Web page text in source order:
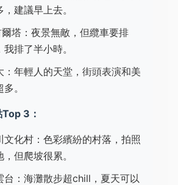
，建議早上去。
塔：夜景無敵，但纜車要排
我排了半小時。
：年輕人的天堂，街頭表演和美
。
3：
文化村：色彩繽紛的村落，拍照
，但爬坡很累。
台：海灘散步超chill，夏天可以